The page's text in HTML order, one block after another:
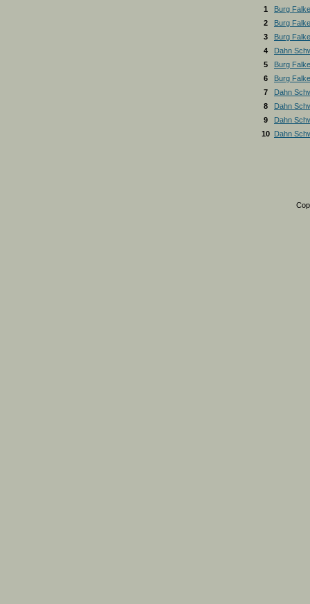
1
Burg
2
Burg
3
Burg
4
Dahn
5
Burg
6
Burg
7
Dahn
8
Dahn
9
Dahn
10
Dahn